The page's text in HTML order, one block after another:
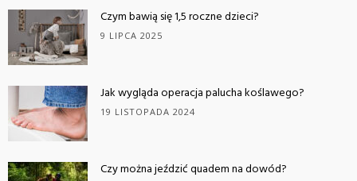
Czym bawią się 1,5 roczne dzieci?
9 LIPCA 2025
Jak wygląda operacja palucha koślawego?
19 LISTOPADA 2024
Czy można jeździć quadem na dowód?